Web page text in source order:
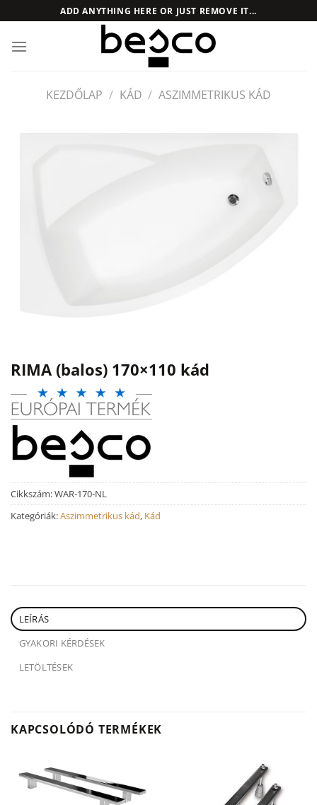
to
content
ADD ANYTHING HERE OR JUST REMOVE IT...
KEZDŐLAP / KÁD / ASZIMMETRIKUS KÁD
RIMA (balos) 170×110 kád
Cikkszám:WAR-170-NL
Kategóriák:Aszimmetrikus kád, Kád
LEÍRÁS
GYAKORI KÉRDÉSEK
LETÖLTÉSEK
KAPCSOLÓDÓ TERMÉKEK